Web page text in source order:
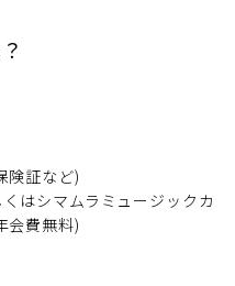
険証など)
はシマムラミュージックカ
会費無料)